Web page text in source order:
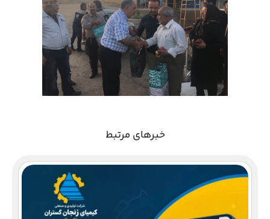
خبرهای مرتبط